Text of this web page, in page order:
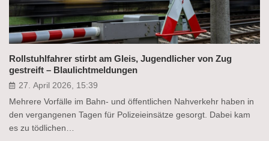
Rollstuhlfahrer stirbt am Gleis, Jugendlicher von Zug
gestreift – Blaulichtmeldungen
27. April 2026, 15:39
Mehrere Vorfälle im Bahn- und öffentlichen Nahverkehr haben in
den vergangenen Tagen für Polizeieinsätze gesorgt. Dabei kam
es zu tödlichen…